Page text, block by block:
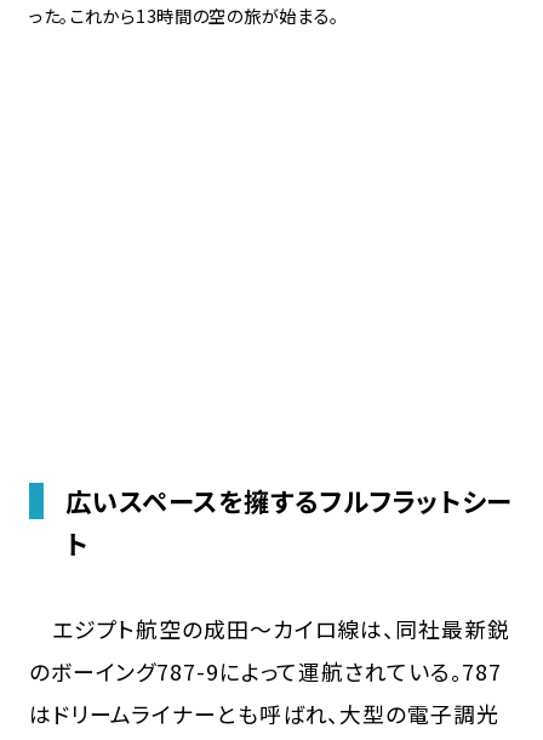
った。これから13時間の空の旅が始まる。
広いスペースを擁するフルフラットシー
ト
エジプト航空の成田〜カイロ線は、同社最新鋭
のボーイング787-9によって運航されている。787
はドリームライナーとも呼ばれ、大型の電子調光